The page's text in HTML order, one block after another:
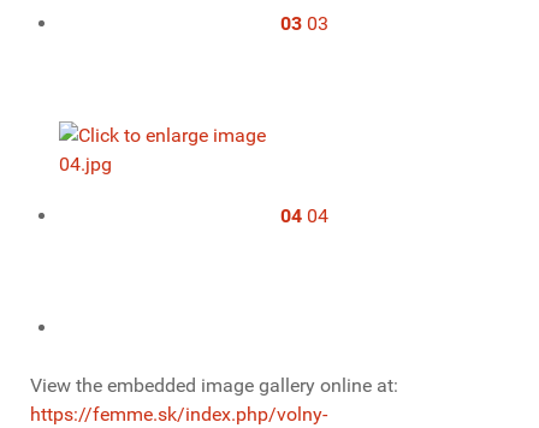
03 03
04 04
View the embedded image gallery online at:
https://femme.sk/index.php/volny-